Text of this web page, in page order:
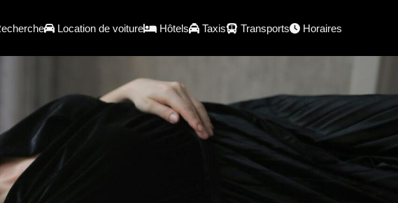
Location de voiture Hôtels Taxis Transports Horaires